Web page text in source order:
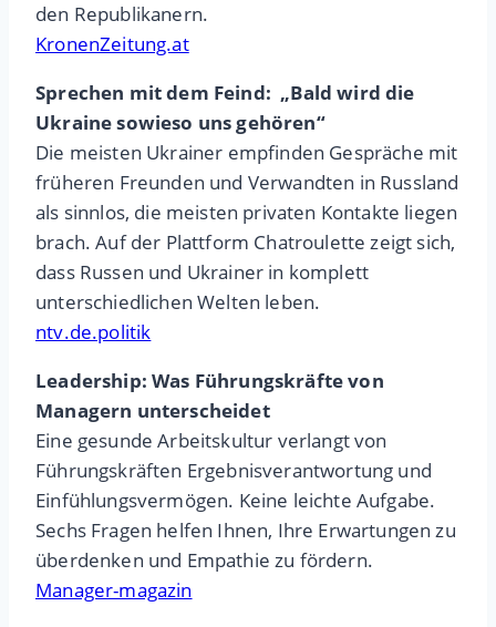
den Republikanern.
KronenZeitung.at
Sprechen mit dem Feind: „Bald wird die
Ukraine sowieso uns gehören“
Die meisten Ukrainer empfinden Gespräche mit
früheren Freunden und Verwandten in Russland
als sinnlos, die meisten privaten Kontakte liegen
brach. Auf der Plattform Chatroulette zeigt sich,
dass Russen und Ukrainer in komplett
unterschiedlichen Welten leben.
ntv.de.politik
Leadership: Was Führungskräfte von
Managern unterscheidet
Eine gesunde Arbeitskultur verlangt von
Führungskräften Ergebnisverantwortung und
Einfühlungsvermögen. Keine leichte Aufgabe.
Sechs Fragen helfen Ihnen, Ihre Erwartungen zu
überdenken und Empathie zu fördern.
Manager-magazin